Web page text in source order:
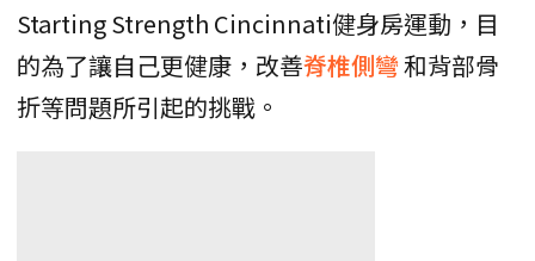
Starting Strength Cincinnati健身房運動，目
的為了讓自己更健康，改善脊椎側彎和背部骨
折等問題所引起的挑戰。